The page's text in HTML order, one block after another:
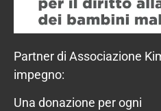
Partner di Associazione
impegno:
Una donazione per ogni